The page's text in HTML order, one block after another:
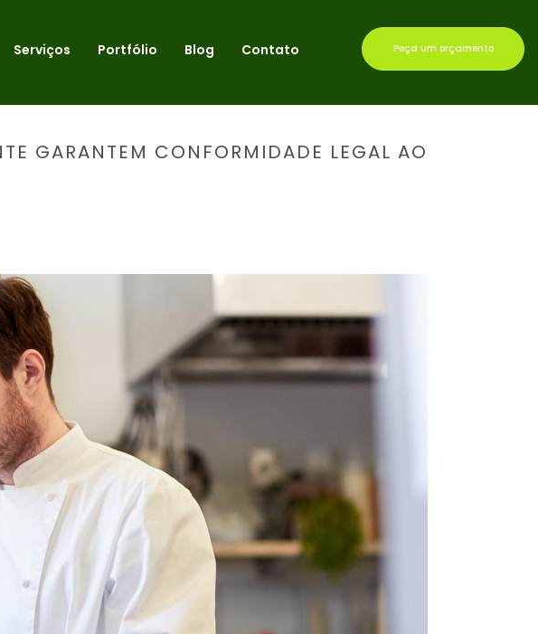
Serviços Portfólio Blog Contato Peça um orçamento
GARANTEM CONFORMIDADE LEGAL AO